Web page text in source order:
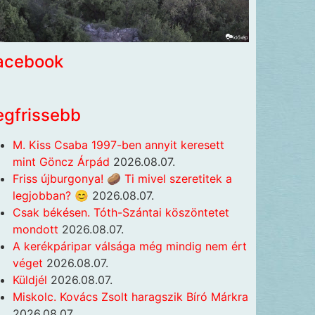
M. Kiss Csaba 1997-ben annyit keresett
mint Göncz Árpád 2026.08.07.
Friss újburgonya! 🥔 Ti mivel szeretitek a
legjobban? 😊 2026.08.07.
Csak békésen. Tóth-Szántai köszöntetet
mondott 2026.08.07.
A kerékpáripar válsága még mindig nem ért
véget 2026.08.07.
Küldjél 2026.08.07.
Miskolc. Kovács Zsolt haragszik Bíró Márkra